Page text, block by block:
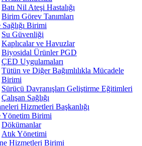
Batı Nil Ateşi Hastalığı
Birim Görev Tanımları
Sağlığı Birimi
Su Güvenliği
Kaplıcalar ve Havuzlar
Biyosidal Ürünler PGD
ÇED Uygulamaları
Tütün ve Diğer Bağımlılıkla Mücadele
Birimi
Sürücü Davranışları Geliştirme Eğitimleri
Çalışan Sağlığı
Hizmetleri Başkanlığı
Yönetim Birimi
Dökümanlar
Atık Yönetimi
Hizmetleri Birimi